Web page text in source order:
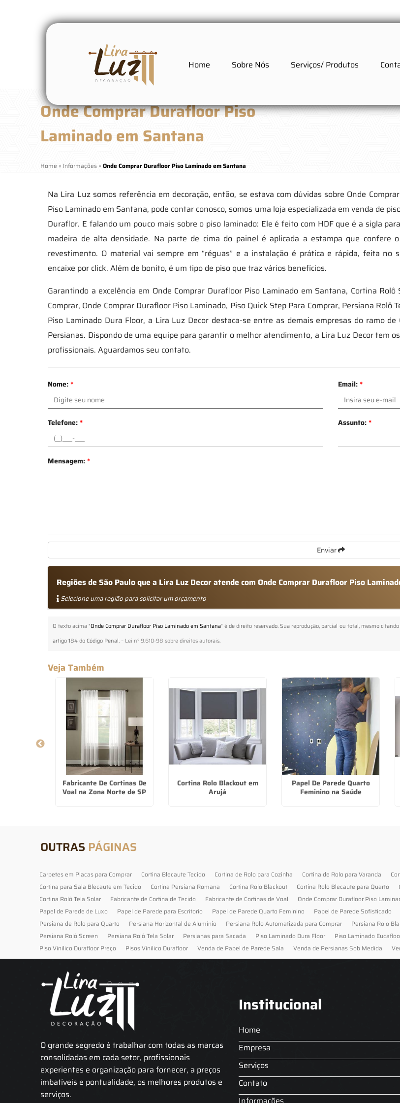
Home Sobre Nós Serviços/ Produtos
Onde Comprar Durafloor Piso
Laminado em Santana
Home » Informações »Onde Comprar Durafloor Piso Laminado em Santana
Na Lira Luz somos referência em decoração, então, se estava com dúvidas sobre Onde
Piso Laminado em Santana, pode contar conosco, somos uma loja especializada em venda de
Duraflor. E falando um pouco mais sobre o piso laminado: Ele é feito com HDF que é a sigla
madeira de alta densidade. Na parte de cima do painel é aplicada a estampa que confere
revestimento. O material vai sempre em “réguas” e a instalação é prática e rápida, feita no
encaixe por click. Além de bonito, é um tipo de piso que traz vários benefícios.
Garantindo a excelência em Onde Comprar Durafloor Piso Laminado em Santana, Cortina Rolô
Comprar, Onde Comprar Durafloor Piso Laminado, Piso Quick Step Para Comprar, Persiana Rolô
Piso Laminado Dura Floor, a Lira Luz Decor destaca-se entre as demais empresas do ramo de
Persianas. Dispondo de uma equipe para garantir o melhor atendimento, a Lira Luz Decor tem
profissionais. Aguardamos seu contato.
Nome:* Email:*
Telefone:* Assunto:*
Mensagem:*
Enviar
Regiões de São Paulo que a Lira Luz Decor atende com Onde Comprar Durafloor Piso
Selecione uma região para solicitar um orçamento
O texto acima "Onde Comprar Durafloor Piso Laminado em Santana" é de direito reservado. Sua reprodução, parcial ou total, mesmo
artigo 184 do Código Penal. – Lei n° 9.610-98 sobre direitos autorais.
Veja Também
Fabricante De Cortinas De
Voal na Zona Norte de SP
Cortina Rolo Blackout em
Arujá
Papel De Parede Quarto
Feminino na Saúde
OUTRAS PÁGINAS
Carpetes em Placas para Comprar Cortina Blecaute Tecido Cortina de Rolo para Cozinha Cortina de Rolo para Varanda
Cortina para Sala Blecaute em Tecido
Cortina Persiana Romana Cortina Rolo Blackout Cortina Rolo Blecaute para Quarto
Cortina Rolô Tela Solar
Fabricante de Cortina de Tecido Fabricante de Cortinas de Voal Onde Comprar Durafloor Piso
Papel de Parede de Luxo
Papel de Parede para Escritorio Papel de Parede Quarto Feminino Papel de Parede Sofisticado
Persiana de Rolo para Quarto
Persiana Horizontal de Alumínio Persiana Rolo Automatizada para Comprar Persiana Rolo
Persiana Rolô Screen
Persiana Rolô Tela Solar Persianas para Sacada Piso Laminado Dura Floor Piso Laminado
Piso Vinilico Durafloor Preço
Pisos Vinilico Durafloor Venda de Papel de Parede Sala Venda de Persianas Sob Medida
O grande segredo é trabalhar com todas as marcas
consolidadas em cada setor, profissionais
experientes e organização para fornecer, a preços
imbatíveis e pontualidade, os melhores produtos e
serviços.
Institucional
Home
Empresa
Serviços
Contato